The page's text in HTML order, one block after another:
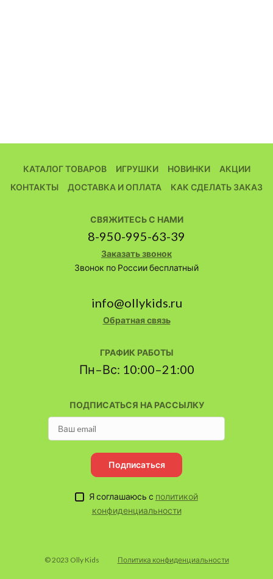
КАТАЛОГ ТОВАРОВ ИГРУШКИ НОВИНКИ
АКЦИИ
КОНТАКТЫ
ДОСТАВКА И ОПЛАТА КАК СДЕЛАТЬ ЗАКАЗ
ПОДПИСАТЬСЯ НА РАССЫЛКУ
Подписаться
Я соглашаюсь с политикой
конфиденциальности
СВЯЖИТЕСЬ С НАМИ
8-950-995-63-39
Заказать звонок
Звонок по России бесплатный
info@ollykids.ru
Обратная связь
ГРАФИК РАБОТЫ
Пн–Вс: 10:00–21:00
© 2023 Olly Kids Политика конфиденциальности